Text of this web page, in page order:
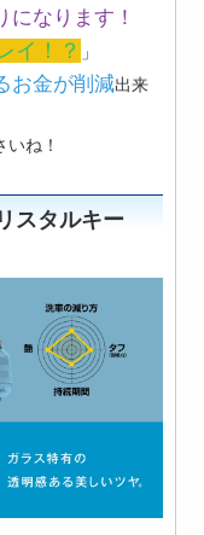
になります！
イ！？ 」
お金が削減出来
ね！
スタルキー